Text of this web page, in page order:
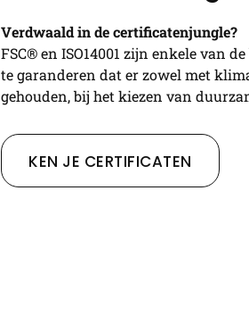
Verdwaald in de certificatenjungle?
FSC® en ISO14001 zijn enkele van
te garanderen dat er zowel met
gehouden, bij het kiezen van
KEN JE CERTIFICATEN